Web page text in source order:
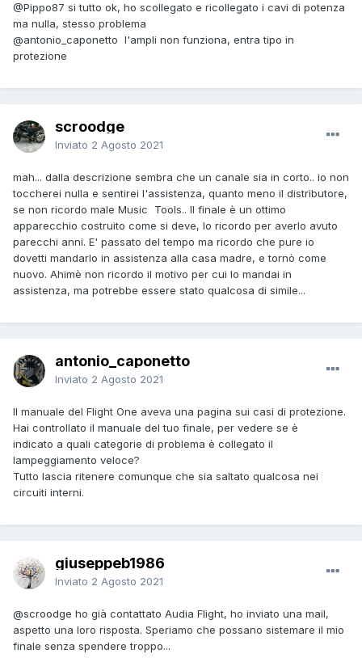
@Pippo87 si tutto ok, ho scollegato e ricollegato i cavi di potenza
ma nulla, stesso problema
@antonio_caponetto l'ampli non funziona, entra tipo in
protezione
scroodge
Inviato 2 Agosto 2021
mah... dalla descrizione sembra che un canale sia in corto.. io non
toccherei nulla e sentirei l'assistenza, quanto meno il distributore,
se non ricordo male Music Tools.. Il finale è un ottimo
apparecchio costruito come si deve, lo ricordo per averlo avuto
parecchi anni. E' passato del tempo ma ricordo che pure io
dovetti mandarlo in assistenza alla casa madre, e tornò come
nuovo. Ahimè non ricordo il motivo per cui lo mandai in
assistenza, ma potrebbe essere stato qualcosa di simile...
antonio_caponetto
Inviato 2 Agosto 2021
Il manuale del Flight One aveva una pagina sui casi di protezione.
Hai controllato il manuale del tuo finale, per vedere se è
indicato a quali categorie di problema è collegato il
lampeggiamento veloce?
Tutto lascia ritenere comunque che sia saltato qualcosa nei
circuiti interni.
giuseppeb1986
Inviato 2 Agosto 2021
@scroodge ho già contattato Audia Flight, ho inviato una mail,
aspetto una loro risposta. Speriamo che possano sistemare il mio
finale senza spendere troppo...